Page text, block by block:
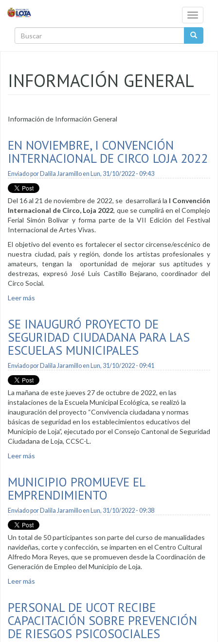
Toggle
INFORMACIÓN GENERAL
Información de Información General
EN NOVIEMBRE, I CONVENCIÓN
INTERNACIONAL DE CIRCO LOJA 2022
Enviado por Dalila Jaramilloen Lun, 31/10/2022 - 09:43
Del 16 al 21 de noviembre de 2022, se desarrollará la I Convención
Internacional de Circo, Loja 2022, que se cumplirá en el Complejo
Ferial Simón Bolívar y forma parte de la VII Edición del Festival
Internacional de Artes Vivas.
El objetivo del evento es fortalecer el sector circense/escénico de
nuestra ciudad, país y región, donde los artistas profesionales y
amateurs, tengan la oportunidad de mejorar sus aptitudes y
destrezas, expresó José Luis Castillo Bejarano, coordinador del
Circo Social.
Leer más
SE INAUGURÓ PROYECTO DE
SEGURIDAD CIUDADANA PARA LAS
ESCUELAS MUNICIPALES
Enviado por Dalila Jaramilloen Lun, 31/10/2022 - 09:41
La mañana de este jueves 27 de octubre de 2022, en las
instalaciones de la Escuela Municipal Ecológica, se realizó la
inauguración del proyecto “Convivencia ciudadana y normas
básicas de seguridad en los establecimientos educativos del
Municipio de Loja”, ejecutado por el Consejo Cantonal de Seguridad
Ciudadana de Loja, CCSC-L.
Leer más
MUNICIPIO PROMUEVE EL
EMPRENDIMIENTO
Enviado por Dalila Jaramilloen Lun, 31/10/2022 - 09:38
Un total de 50 participantes son parte del curso de manualidades
navideñas, corte y confección, se imparten en el Centro Cultural
Alfredo Mora Reyes, que se promueven desde la Coordinación de
Generación de Empleo del Municipio de Loja.
Leer más
PERSONAL DE UCOT RECIBE
CAPACITACIÓN SOBRE PREVENCIÓN
DE RIESGOS PSICOSOCIALES